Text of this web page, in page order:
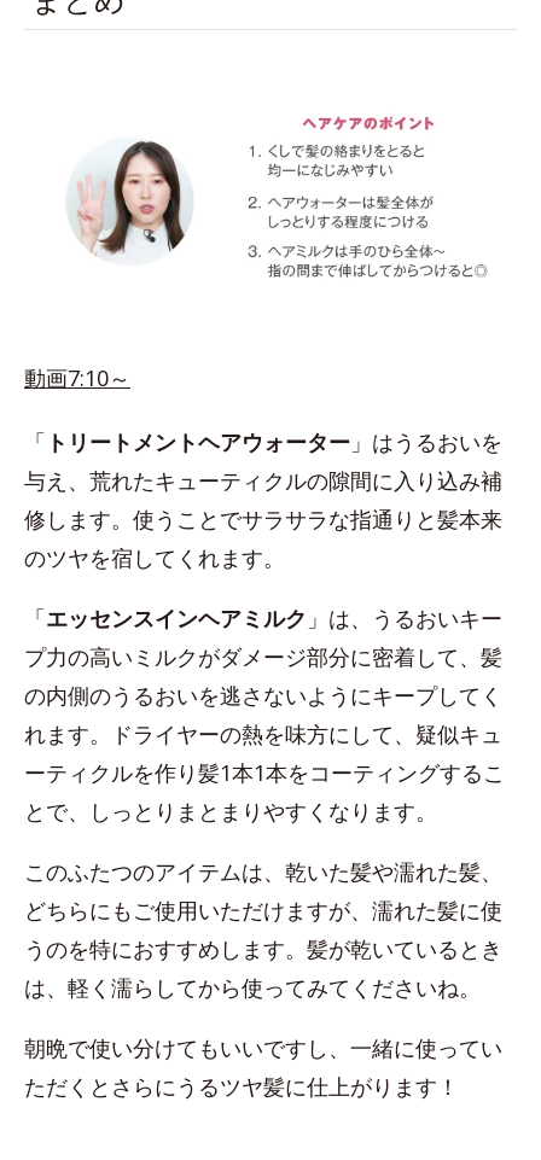
動画7:10～
「 トリートメントヘアウォーター 」はうるおいを
与え、荒れたキューティクルの隙間に入り込み補
修します。使うことでサラサラな指通りと髪本来
のツヤを宿してくれます。
「エッセンスインヘアミルク 」は、うるおいキー
プ力の高いミルクがダメージ部分に密着して、髪
の内側のうるおいを逃さないようにキープしてく
れます。ドライヤーの熱を味方にして、疑似キュ
ーティクルを作り髪1本1本をコーティングするこ
とで、しっとりまとまりやすくなります。
このふたつのアイテムは、乾いた髪や濡れた髪、
どちらにもご使用いただけますが、濡れた髪に使
うのを特におすすめします。髪が乾いているとき
は、軽く濡らしてから使ってみてくださいね。
朝晩で使い分けてもいいですし、一緒に使ってい
ただくとさらにうるツヤ髪に仕上がります！